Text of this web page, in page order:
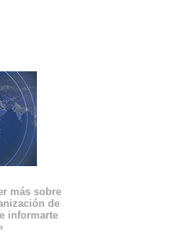
más sobre
de
informarte